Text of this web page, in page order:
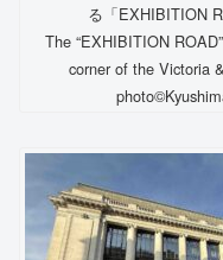
る「EXHIBITION
The “EXHIBITION
corner of the Victoria